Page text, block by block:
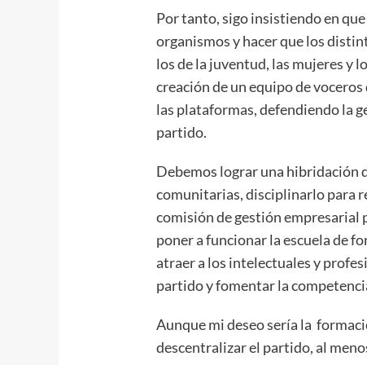
Por tanto, sigo insistiendo en
organismos y hacer que los
los de la juventud, las mujeres y
creación de un equipo de
las plataformas, defendiendo la
partido.
Debemos lograr una hibridación
comunitarias, disciplinarlo para
comisión de gestión empresarial
poner a funcionar la escuela de
atraer a los intelectuales y
partido y fomentar la
Aunque mi deseo sería la
descentralizar el partido, al